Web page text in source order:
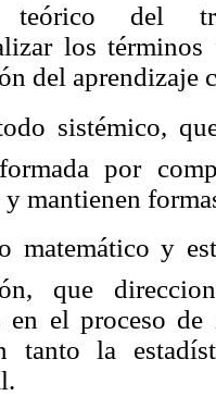
teórico del
los
del aprendizaje
sistémico,
por
mantienen
matemático y
que
en el proceso
tanto la